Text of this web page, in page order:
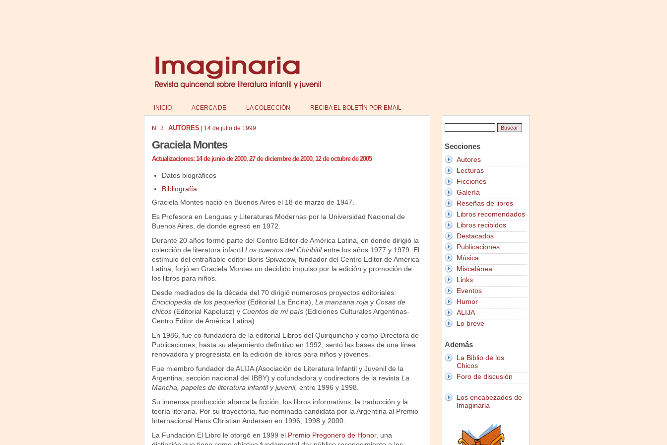
INICIO ACERCA DE LA COLECCIÓN RECIBA EL BOLETÍN POR EMAIL
N° 3 AUTORES 14 de julio de 1999
Graciela Montes
Actualizaciones: 14 de junio de 2000, 27 de diciembre de 2000, 12 de octubre de 2005
Datos biográficos
Bibliografía
Graciela Montes nació en Buenos Aires el 18 de marzo de 1947.
Es Profesora en Lenguas y Literaturas Modernas por la Universidad Nacional de
Buenos Aires, de donde egresó en 1972.
Durante 20 años formó parte del Centro Editor de América Latina, en donde dirigió la
colección de literatura infantil Los cuentos del Chiribitilentre los años 1977 y 1979. El
estímulo del entrañable editor Boris Spivacow, fundador del Centro Editor de América
Latina, forjó en Graciela Montes un decidido impulso por la edición y promoción de
los libros para niños.
Desde mediados de la década del 70 dirigió numerosos proyectos editoriales:
Enciclopedia de los pequeños (Editorial La Encina), La manzana roja y Cosas de
chicos(Editorial Kapelusz) y Cuentos de mi país(Ediciones Culturales Argentinas-
Centro Editor de América Latina).
En 1986, fue co-fundadora de la editorial Libros del Quirquincho y como Directora de
Publicaciones, hasta su alejamiento definitivo en 1992, sentó las bases de una línea
renovadora y progresista en la edición de libros para niños y jóvenes.
Fue miembro fundador de ALIJA (Asociación de Literatura Infantil y Juvenil de la
Argentina, sección nacional del IBBY) y cofundadora y codirectora de la revista La
Mancha, papeles de literatura infantil y juvenil, entre 1996 y 1998.
Su inmensa producción abarca la ficción, los libros informativos, la traducción y la
teoría literaria. Por su trayectoria, fue nominada candidata por la Argentina al Premio
Internacional Hans Christian Andersen en 1996, 1998 y 2000.
La Fundación El Libro le otorgó en 1999 el Premio Pregonero de Honor, una
Secciones
Autores
Lecturas
Ficciones
Galería
Reseñas de libros
Libros recomendados
Libros recibidos
Destacados
Publicaciones
Música
Miscelánea
Links
Eventos
Humor
ALIJA
Lo breve
Además
La Biblio de los
Chicos
Foro de discusión
Los encabezados de
Imaginaria